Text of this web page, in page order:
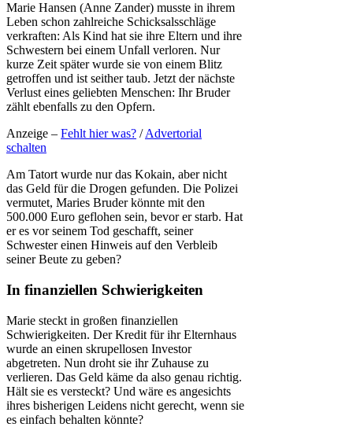
Marie Hansen (Anne Zander) musste in ihrem
Leben schon zahlreiche Schicksalsschläge
verkraften: Als Kind hat sie ihre Eltern und ihre
Schwestern bei einem Unfall verloren. Nur
kurze Zeit später wurde sie von einem Blitz
getroffen und ist seither taub. Jetzt der nächste
Verlust eines geliebten Menschen: Ihr Bruder
zählt ebenfalls zu den Opfern.
Anzeige – Fehlt hier was? /Advertorial
schalten
Am Tatort wurde nur das Kokain, aber nicht
das Geld für die Drogen gefunden. Die Polizei
vermutet, Maries Bruder könnte mit den
500.000 Euro geflohen sein, bevor er starb. Hat
er es vor seinem Tod geschafft, seiner
Schwester einen Hinweis auf den Verbleib
seiner Beute zu geben?
In finanziellen Schwierigkeiten
Marie steckt in großen finanziellen
Schwierigkeiten. Der Kredit für ihr Elternhaus
wurde an einen skrupellosen Investor
abgetreten. Nun droht sie ihr Zuhause zu
verlieren. Das Geld käme da also genau richtig.
Hält sie es versteckt? Und wäre es angesichts
ihres bisherigen Leidens nicht gerecht, wenn sie
es einfach behalten könnte?